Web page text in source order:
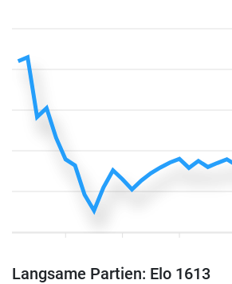
Langsame Partien: Elo 1613